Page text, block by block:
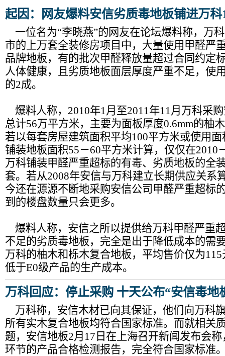
起因：网友爆料安信劣质毒地板铺进万科
一位名为“李晓燕”的网友在论坛爆料称，万
市的上万套全装修房项目中，大量使用甲醛严
品牌地板，有的批次甲醛释放量超过合同约定
人体健康，且劣质地板面层厚度严重不足，使
的2成。
爆料人称，2010年1月至2011年11月万科采
总计56万平方米，主要为面板厚度0.6mm的柚
若以每套房屋建筑面积平均100平方米或使用
铺装地板面积55－60平方米计算，仅仅在2010
万科铺装甲醛严重超标的有毒、劣质地板的全
套。若从2008年安信与万科建立长期供应关系
今还在源源不断地采购安信公司甲醛严重超标
到的楼盘数量只会更多。
爆料人称，安信之所以提供给万科甲醛严重
不足的劣质毒地板，完全是出于降低成本的需
万科的柚木和栎木复合地板，平均售价仅为
低于E0级产品的生产成本。
万科回应：停止采购 十天公布“安信毒地
万科称，安信木材已向其保证，他们向万科
所有实木复合地板均符合国家标准。而就相关
题，安信地板2月17日在上海召开新闻发布会
环节的产品合格检测报告，完全符合国家标准